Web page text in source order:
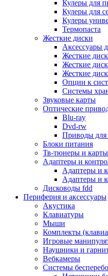
Аксессуары
Сумки
Док
Батареи
Разное
Носители
Карты
Серверы
Программное
Неттопы,
Кулеры для
Кулеры для
Кулеры
Термопаста
Жесткие диски
Аксессуары
Жесткие
Жесткие
Жесткие
Опции к
Системы
Звуковые карты
Оптические
Blu-ray
Dvd-rw
Приводы для
Блоки питания
Тв-тюнеры и карты
Адаптеры и
Адаптеры и
Адаптеры и
Дисководы fdd
Периферия и аксессуары
Акустика
Клавиатуры
Мыши
Комплекты
Игровые
Наушники и
Вебкамеры
Системы